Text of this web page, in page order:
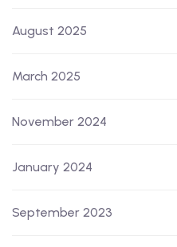
August 2025
March 2025
November 2024
January 2024
September 2023